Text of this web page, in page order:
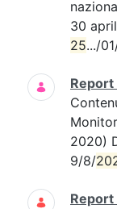
30
25.../
2020)
9/8/